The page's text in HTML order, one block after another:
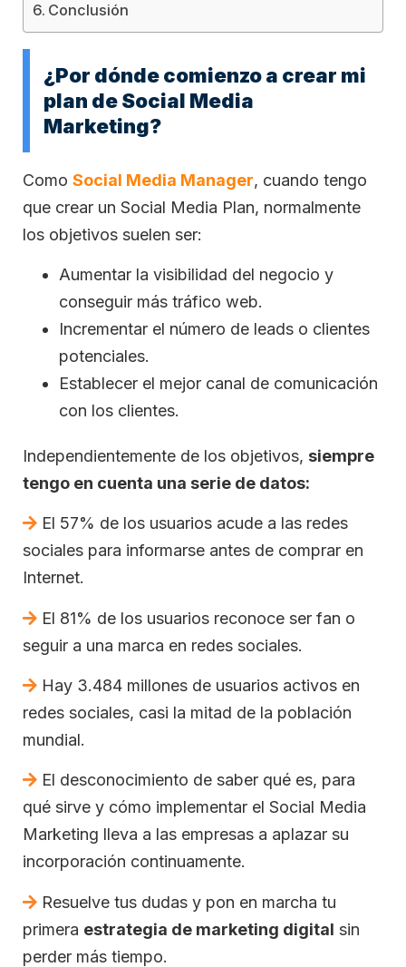
Conclusión
¿Por dónde comienzo a crear mi
plan de Social Media
Marketing?
Como Social Media Manager, cuando tengo
que crear un Social Media Plan, normalmente
los objetivos suelen ser:
Aumentar la visibilidad del negocio y
conseguir más tráfico web.
Incrementar el número de leads o clientes
potenciales.
Establecer el mejor canal de comunicación
con los clientes.
Independientemente de los objetivos, siempre
tengo en cuenta una serie de datos:
El 57% de los usuarios acude a las redes
sociales para informarse antes de comprar en
Internet.
El 81% de los usuarios reconoce ser fan o
seguir a una marca en redes sociales.
Hay 3.484 millones de usuarios activos en
redes sociales, casi la mitad de la población
mundial.
El desconocimiento de saber qué es, para
qué sirve y cómo implementar el Social Media
Marketing lleva a las empresas a aplazar su
incorporación continuamente.
Resuelve tus dudas y pon en marcha tu
primera estrategia de marketing digital sin
perder más tiempo.